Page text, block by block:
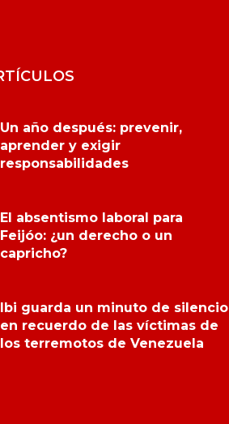
Un año después: prevenir,
aprender y exigir
responsabilidades
El absentismo laboral para
Feijóo: ¿un derecho o un
capricho?
Ibi guarda un minuto de silencio
en recuerdo de las víctimas de
los terremotos de Venezuela